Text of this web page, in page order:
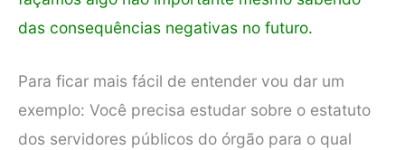
das consequências negativas no futuro.
Para ficar mais fácil de entender vou dar um
exemplo: Você precisa estudar sobre o estatuto
dos servidores públicos do órgão para o qual